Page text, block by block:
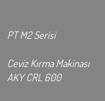
PT M2 Serisi
Ceviz Kırma Makinası
AKY CRL 600